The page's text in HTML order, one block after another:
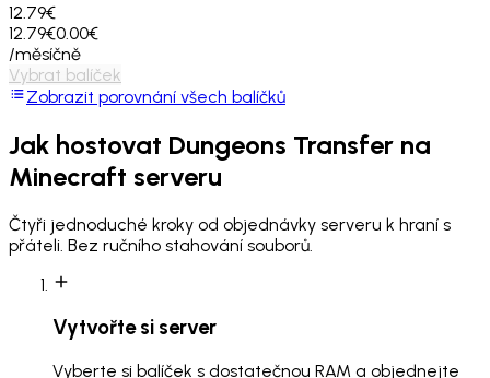
12.79€
12.79€0.00€
/měsíčně
Vybrat balíček
Zobrazit porovnání všech balíčků
Jak hostovat Dungeons Transfer na
Minecraft serveru
Čtyři jednoduché kroky od objednávky serveru k hraní s
přáteli. Bez ručního stahování souborů.
Vytvořte si server
Vyberte si balíček s dostatečnou RAM a objednejte